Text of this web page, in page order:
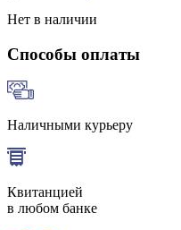
Нет в наличии
Способы оплаты
Наличными курьеру
Квитанцией
в любом банке